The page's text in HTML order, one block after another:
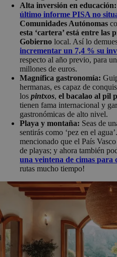
Alta inversión en educación:
último informe PISA no
Comunidades Autónomas
esta ‘cartera’ está entre las
Gobierno local. Así lo
incrementar un 7,4 % su
respecto al año previo, para
millones de euros.
Magnífica gastronomía:
hermanas, es capaz de
lospintxos,el bacalao al pil
tienen fama internacional y
gastronómicas de alto nivel.
Playa y montaña: Seas de
sentirás como ‘pez en el
mencionado que el País
de playas; y ahora también
una veintena de cimas para
rutas mucho tiempo!